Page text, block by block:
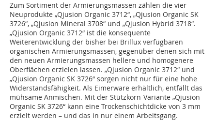
Zum Sortiment der Armierungsmassen zählen die vier
Neuprodukte „Qjusion Organic 3712“, „Qjusion Organic SK
3726“, „Qjusion Mineral 3708“ und „Qjusion Hybrid 3718“.
„Qjusion Organic 3712“ ist die konsequente
Weiterentwicklung der bisher bei Brillux verfügbaren
organischen Armierungsmassen, gegenüber denen sich mit
den neuen Armierungsmassen hellere und homogenere
Oberflächen erzielen lassen. „Qjusion Organic 3712“ und
„Qjusion Organic SK 3726“ sorgen nicht nur für eine hohe
Widerstandsfähigkeit. Als Eimerware erhältlich, entfällt das
mühsame Anmischen. Mit der Stützkorn-Variante „Qjusion
Organic SK 3726“ kann eine Trockenschichtdicke von 3 mm
erzielt werden – und das in nur einem Arbeitsgang.